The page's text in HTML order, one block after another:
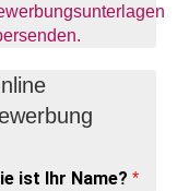
ist Ihr Name? *